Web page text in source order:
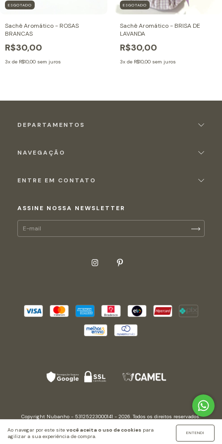
Ao navegar por este site você aceita o uso de cookies para
agilizar a sua experiência de compra.
ENTENDI
ESGOTADO
Sachê Aromático - ROSAS
BRANCAS
R$30,00
3x de R$10,00 sem juros
ESGOTADO
Sachê Aromático - BRISA DE
LAVANDA
R$30,00
3x de R$10,00sem juros
ASSINE NOSSA NEWSLETTER
DEPARTAMENTOS
NAVEGAÇÃO
ENTRE EM CONTATO
Copyright Nubanho - 53125223000141 - 2026. Todos os direitos reservados.